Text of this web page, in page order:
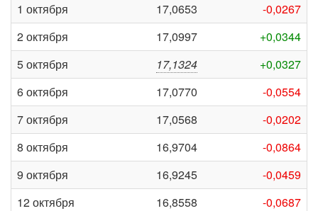
1 октября 17,0653
-0,0267
2 октября
17,0997
+0,0344
5 октября
17,1324
+0,0327
6 октября
17,0770
-0,0554
7 октября
17,0568
-0,0202
8 октября
16,9704
-0,0864
9 октября
16,9245
-0,0459
12 октября
16,8558
-0,0687